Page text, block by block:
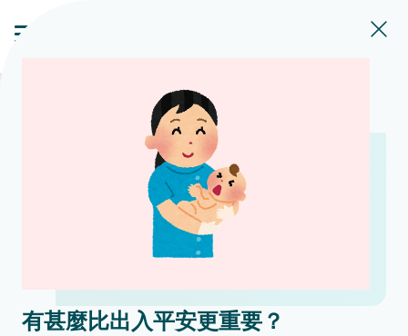
有甚麼比出入平安更重要？